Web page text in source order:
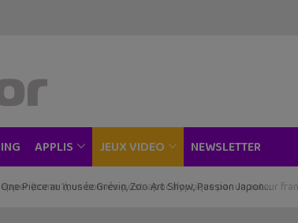
APPLIS JEUX VIDEO NEWSLETTER
Piece au musée Grévin, Zoo Art Show, Passion Japon…